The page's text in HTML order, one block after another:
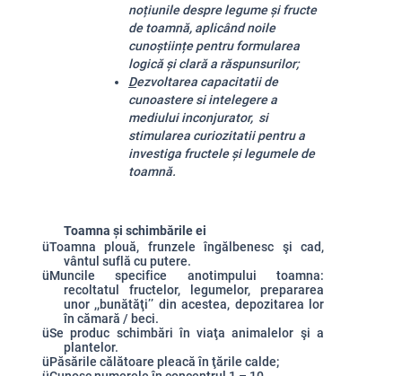
noțiunile despre legume și fructe
de toamnă, aplicând noile
cunoștiințe pentru formularea
logică și clară a răspunsurilor;
Dezvoltarea capacitatii de
cunoastere si intelegere a
mediului inconjurator, si
stimularea curiozitatii pentru a
investiga fructele și legumele de
toamnă.
Toamna și schimbările ei
üToamna plouă, frunzele îngălbenesc şi cad,
vântul suflă cu putere.
üMuncile specifice anotimpului toamna:
recoltatul fructelor, legumelor, prepararea
unor ,,bunătăţi’’ din acestea, depozitarea lor
în cămară / beci.
üSe produc schimbări în viaţa animalelor şi a
plantelor.
üPăsările călătoare pleacă în ţările calde;